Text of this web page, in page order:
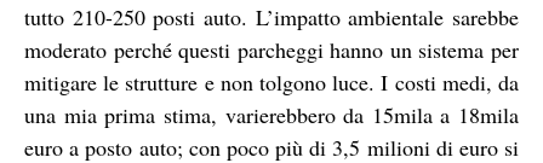
tutto 210-250 posti auto. L’impatto ambientale sarebbe
moderato perché questi parcheggi hanno un sistema per
mitigare le strutture e non tolgono luce. I costi medi, da
una mia prima stima, varierebbero da 15mila a 18mila
euro a posto auto; con poco più di 3,5 milioni di euro si